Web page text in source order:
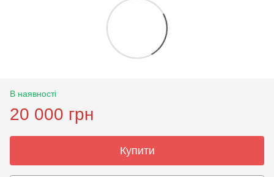
В наявності
20 000 грн
Купити